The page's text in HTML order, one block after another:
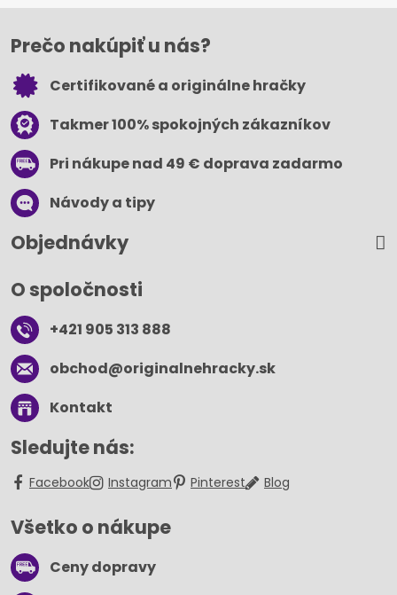
Prečo nakúpiť u nás?
Certifikované a originálne hračky
Takmer 100% spokojných zákazníkov
Pri nákupe nad 49 € doprava zadarmo
Návody a tipy
Objednávky
O spoločnosti
+421 905 313 888
obchod​@originalnehracky​.sk
Kontakt
Sledujte nás:
Facebook Instagram Pinterest Blog
Všetko o nákupe
Ceny dopravy